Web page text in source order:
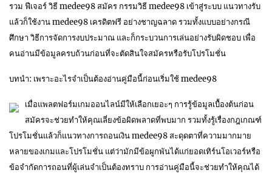
รวม ฟีเจอร์ วิธี medee98 สมัคร กรรมวิธี medee98 เข้าสู่ระบบ แนวทางรับ
แล้วก็ใช้งาน medee98 เครดิตฟรี อย่างชาญฉลาด รวมทั้งแบบอย่างกรณี
ศึกษา วิธีการจัดการงบประมาณ และก็กระบวนการเล่นอย่างรับผิดชอบ เพื่อ
คนอ่านมีข้อมูลครบถ้วนก่อนที่จะตัดสินใจสมัครหรือรับโปรโมชั่น
บทนำ: เพราะอะไรจำเป็นต้องอ่านคู่มือนี้ก่อนเริ่มใช้ medee98
เมื่อแพลตฟอร์มเกมออนไลน์มีให้เลือกเยอะๆ การรู้ข้อมูลเบื้องต้นก่อน
สมัครจะช่วยทำให้คุณเลี่ยงข้อผิดพลาดที่พบมาก รวมทั้งรู้เรื่องกฎเกณฑ์
โปรโมชั่นแล้วก็แนวทางการถอนเงิน medee98 สะดุดตาที่ความมากมาย
หลายของเกมและโปรโมชั่น แต่ว่ามักมีข้อผูกพันได้แก่ยอดเทิร์นโอเวอร์หรือ
ข้อจำกัดการถอนที่ผู้เล่นจำเป็นต้องทราบ การอ่านคู่มือนี้จะช่วยทำให้คุณได้